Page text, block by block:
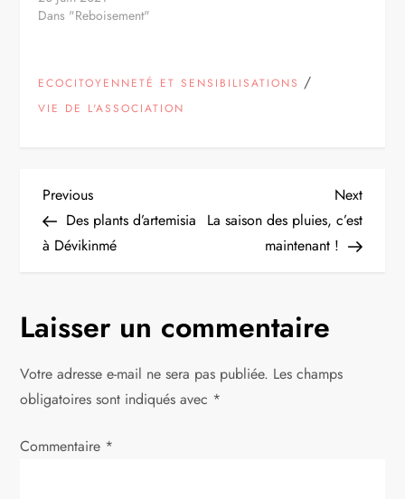
Dans "Reboisement"
ECOCITOYENNETÉ ET SENSIBILISATIONS /
VIE DE L'ASSOCIATION
N
a
i
g
a
t
Previous
Post
Previous
Des plants d’artemisia
à Dévikinmé
Next
Post
Next
La saison des pluies, c’est
maintenant !
Laisser un commentaire
Votre adresse e-mail ne sera pas publiée. Les champs
obligatoires sont indiqués avec *
Commentaire *